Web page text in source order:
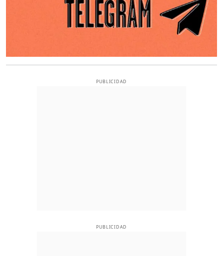
PUBLICIDAD
PUBLICIDAD